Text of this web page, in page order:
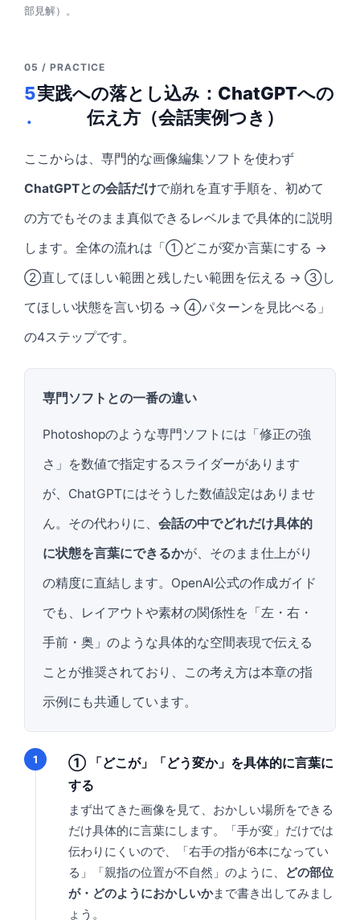
部見解）。
05 / PRACTICE
5
.
実践への落とし込み：ChatGPTへの
伝え方（会話実例つき）
ここからは、専門的な画像編集ソフトを使わず
ChatGPTとの会話だけで崩れを直す手順を、初めて
の方でもそのまま真似できるレベルまで具体的に説明
します。全体の流れは「①どこが変か言葉にする →
②直してほしい範囲と残したい範囲を伝える → ③し
てほしい状態を言い切る → ④パターンを見比べる」
の4ステップです。
専門ソフトとの一番の違い
Photoshopのような専門ソフトには「修正の強
さ」を数値で指定するスライダーがあります
が、ChatGPTにはそうした数値設定はありませ
ん。その代わりに、 会話の中でどれだけ具体的
に状態を言葉にできるかが、そのまま仕上がり
の精度に直結します。OpenAI公式の作成ガイド
でも、レイアウトや素材の関係性を「左・右・
手前・奥」のような具体的な空間表現で伝える
ことが推奨されており、この考え方は本章の指
示例にも共通しています。
① 「どこが」「どう変か」を具体的に言葉に
する
まず出てきた画像を見て、おかしい場所をできる
だけ具体的に言葉にします。「手が変」だけでは
伝わりにくいので、「右手の指が6本になってい
る」「親指の位置が不自然」のように、
どの部位
が・どのようにおかしいかまで書き出してみまし
ょう。